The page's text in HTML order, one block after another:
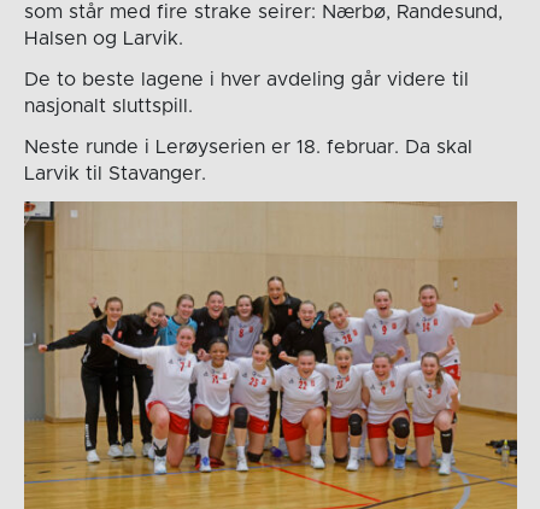
som står med fire strake seirer: Nærbø, Randesund,
Halsen og Larvik.
De to beste lagene i hver avdeling går videre til
nasjonalt sluttspill.
Neste runde i Lerøyserien er 18. februar. Da skal
Larvik til Stavanger.